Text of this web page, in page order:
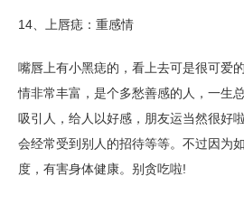
14、上唇痣：重感情
嘴唇上有小黑痣的，看上去可是很可爱
情非常丰富，是个多愁善感的人，一生
吸引人，给人以好感，朋友运当然很好
会经常受到别人的招待等等。不过因为
度，有害身体健康。别贪吃啦!